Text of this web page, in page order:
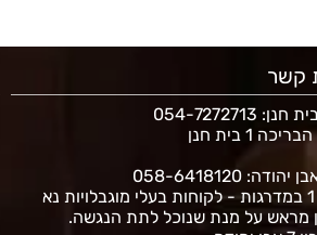
קשר
חנן: 054-7272713
1 בית חנן
058-6418120
קומה 1 במדרגות - לקוחות בעלי מוגבלויות נא
מראש על מנת שנוכל לתת הנגשה.